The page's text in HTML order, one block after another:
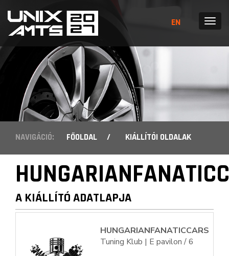
EN MENÜ
NAVIGÁCIÓ: FŐOLDAL / KIÁLLÍTÓI OLDALAK
A KIÁLLÍTÓ ADATLAPJA
HUNGARIANFANATICCARS
Tuning Klub | E pavilon / 6